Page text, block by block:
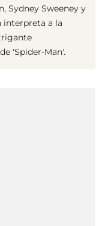
Sydney Sweeney y
interpreta a la
'Spider-Man'.